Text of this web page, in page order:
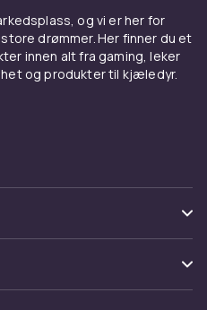
og vi er her for
drømmer. Her finner du et
innen alt fra gaming, leker
og produkter til kjæledyr.